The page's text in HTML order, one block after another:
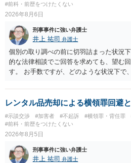
#前科・前歴をつけたくない
2026年8月6日
刑事事件に強い弁護士
井上 祐司 弁護士
個別の取り調べの前に切羽詰まった状況
的な法律相談でご回答を求めても、望む
す。 お手数ですが、どのような状況下で
の程度だと聞いているのかということに
相談を受けられたうえで対処方法を探さ
一般論でいえば、任意取り調べの場合、
り調べ内容を録音することは必須だと考え
レンタル品売却による横領罪回避
#示談交渉 #加害者 #不起訴 #横領罪・背任罪
#前科・前歴をつけたくない
2026年8月5日
刑事事件に強い弁護士
井上 祐司 弁護士